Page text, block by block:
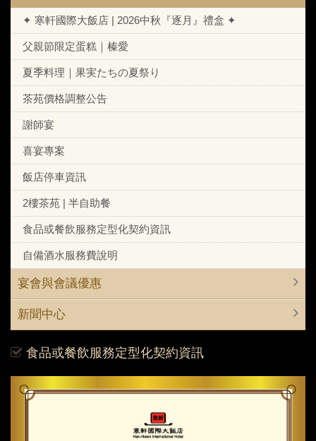
✦ 寒軒國際大飯店 | 2026中秋『逐月』禮盒 ✦
父親節限定蛋糕｜榛愛
夏季料理｜果実たちの夏祭り
茶苑價格調整公告
謝師宴
喜宴專案
飯店停車資訊
2樓茶苑 | 半自助餐
食品或餐飲服務定型化契約資訊
自備酒水服務費說明
宴會與會議優惠
新聞中心
食品或餐飲服務定型化契約資訊